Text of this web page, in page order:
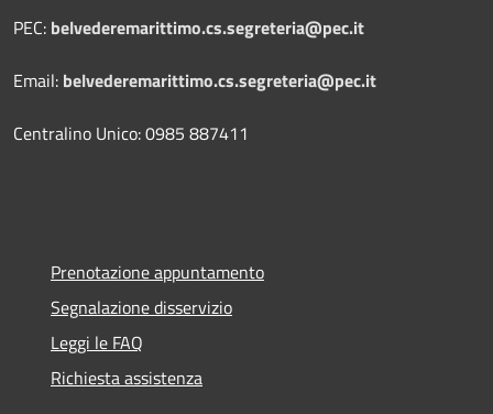
PEC: belvederemarittimo.cs.segreteria@pec.it
Email: belvederemarittimo.cs.segreteria@pec.it
Centralino Unico: 0985 887411
Prenotazione appuntamento
Segnalazione disservizio
Leggi le FAQ
Richiesta assistenza